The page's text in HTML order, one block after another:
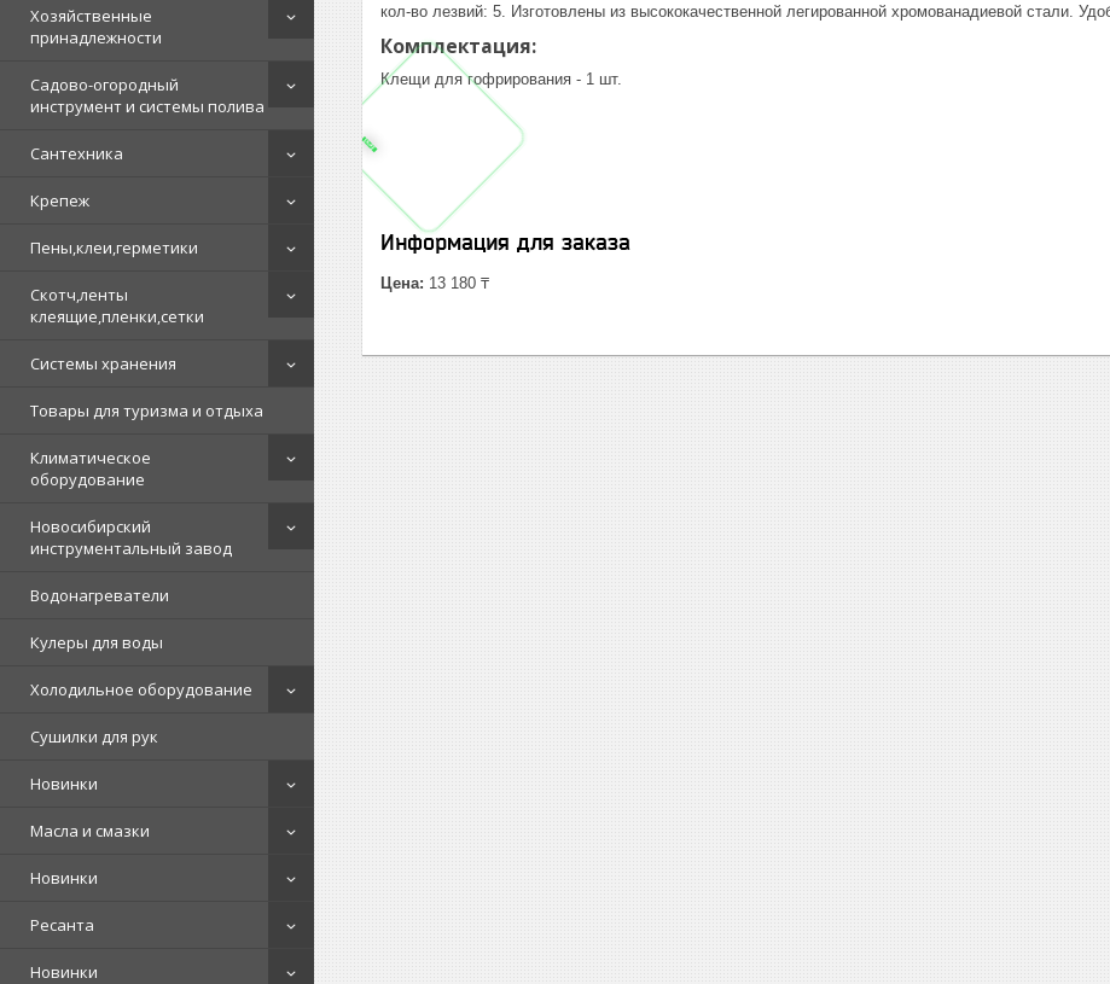
Хозяйственные
принадлежности
Садово-огородный
инструмент и системы полива
Сантехника
Крепеж
Пены,клеи,герметики
Скотч,ленты
клеящие,пленки,сетки
Системы хранения
Товары для туризма и отдыха
Климатическое
оборудование
Новосибирский
инструментальный завод
Водонагреватели
Кулеры для воды
Холодильное оборудование
Сушилки для рук
Новинки
Масла и смазки
Новинки
Ресанта
Новинки
кол-во лезвий: 5. Изготовлены из высококачественной легированной хромованадиевой стали.
Комплектация:
Клещи для гофрирования - 1 шт.
Информация для заказа
Цена: 13 180 ₸